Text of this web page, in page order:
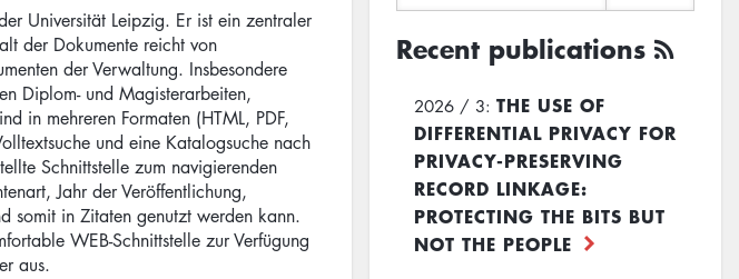
Universität Leipzig. Er ist ein zentraler
der Dokumente reicht von
der Verwaltung. Insbesondere
Diplom- und Magisterarbeiten,
in mehreren Formaten (HTML, PDF,
und eine Katalogsuche nach
Schnittstelle zum navigierenden
Jahr der Veröffentlichung,
somit in Zitaten genutzt werden kann.
WEB-Schnittstelle zur Verfügung
aus.
Recent publications
2026 / 3: THE USE OF
DIFFERENTIAL PRIVACY FOR
PRIVACY-PRESERVING
RECORD LINKAGE:
PROTECTING THE BITS BUT
NOT THE PEOPLE